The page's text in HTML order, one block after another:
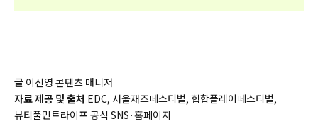
글 이신영 콘텐츠 매니저
자료 제공 및 출처 EDC, 서울재즈페스티벌, 힙합플레이페스티벌,
뷰티풀민트라이프 공식 SNS·홈페이지